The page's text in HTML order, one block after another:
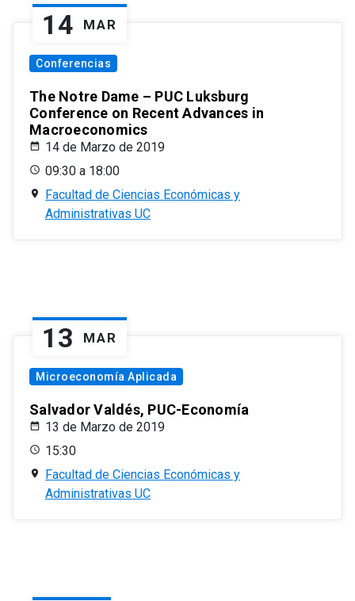
14 MAR
Conferencias
The Notre Dame – PUC Luksburg
Conference on Recent Advances in
Macroeconomics
14 de Marzo de 2019
09:30 a 18:00
Facultad de Ciencias Económicas y
Administrativas UC
13 MAR
Microeconomía Aplicada
Salvador Valdés, PUC-Economía
13 de Marzo de 2019
15:30
Facultad de Ciencias Económicas y
Administrativas UC